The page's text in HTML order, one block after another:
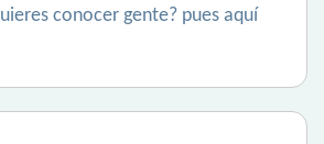
conocer gente? pues aquí